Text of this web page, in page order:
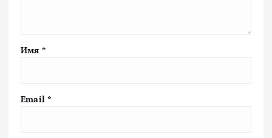
Имя *
Email *